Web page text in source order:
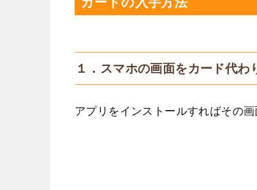
１．スマホの画面をカード代わ
アプリをインストールすればその